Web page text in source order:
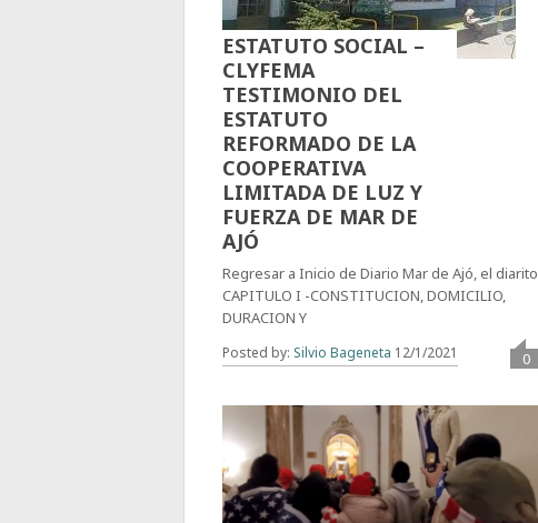
ESTATUTO SOCIAL –
CLYFEMA
TESTIMONIO DEL
ESTATUTO
REFORMADO DE LA
COOPERATIVA
LIMITADA DE LUZ Y
FUERZA DE MAR DE
AJÓ
Regresar a Inicio de Diario Mar de Ajó, el diarito
CAPITULO I -CONSTITUCION, DOMICILIO,
DURACION Y
Posted by: Silvio Bageneta 12/1/2021 0